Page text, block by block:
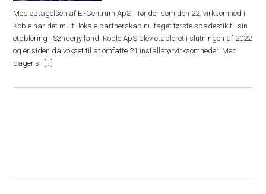
Med optagelsen af El-Centrum ApS i Tønder som den 22. virksomhed i
Koble har det multi-lokale partnerskab nu taget første spadestik til sin
etablering i Sønderjylland. Koble ApS blev etableret i slutningen af 2022
og er siden da vokset til at omfatte 21 installatørvirksomheder. Med
dagens